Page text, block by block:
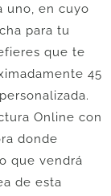
uno, en cuyo
para tu
que te
45
Online con
donde
que vendrá
de esta